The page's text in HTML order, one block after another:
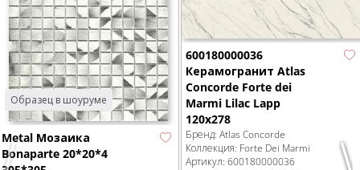
Образец в шоуруме
Metal Мозаика
Bonaparte 20*20*4
600180000036
Керамогранит Atlas
Concorde Forte dei
Marmi Lilac Lapp
120x278
Бренд: Atlas Concorde
Коллекция: Forte Dei Marmi
Артикул: 600180000036